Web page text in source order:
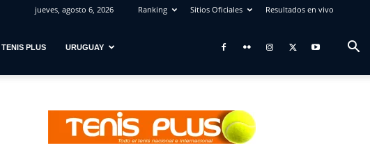
jueves, agosto 6, 2026 Ranking Sitios Oficiales Resultados en vivo
TENIS PLUS URUGUAY